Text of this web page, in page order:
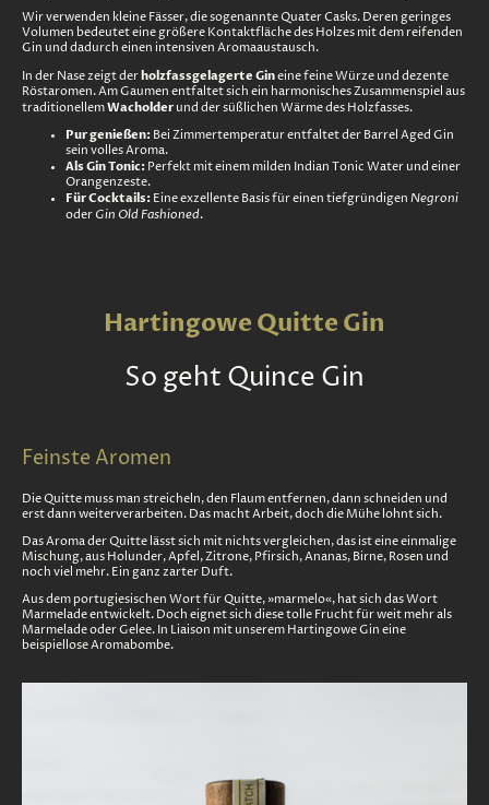
Wir verwenden kleine Fässer, die sogenannte Quater Casks. Deren geringes
Volumen bedeutet eine größere Kontaktfläche des Holzes mit dem reifenden
Gin und dadurch einen intensiven Aromaaustausch.
In der Nase zeigt derholzfassgelagerte Gineine feine Würze und dezente
Röstaromen. Am Gaumen entfaltet sich ein harmonisches Zusammenspiel aus
traditionellemWacholder und der süßlichen Wärme des Holzfasses.
Pur genießen: Bei Zimmertemperatur entfaltet der Barrel Aged Gin
sein volles Aroma.
Als Gin Tonic: Perfekt mit einem milden Indian Tonic Water und einer
Orangenzeste.
Für Cocktails: Eine exzellente Basis für einen tiefgründigen Negroni
oder Gin Old Fashioned.
Hartingowe Quitte Gin
So geht Quince Gin
Feinste Aromen
Die Quitte muss man streicheln, den Flaum entfernen, dann schneiden und
erst dann weiterverarbeiten. Das macht Arbeit, doch die Mühe lohnt sich.
Das Aroma der Quitte lässt sich mit nichts vergleichen, das ist eine einmalige
Mischung, aus Holunder, Apfel, Zitrone, Pfirsich, Ananas, Birne, Rosen und
noch viel mehr. Ein ganz zarter Duft.
Aus dem portugiesischen Wort für Quitte, »marmelo«, hat sich das Wort
Marmelade entwickelt. Doch eignet sich diese tolle Frucht für weit mehr als
Marmelade oder Gelee. In Liaison mit unserem Hartingowe Gin eine
beispiellose Aromabombe.